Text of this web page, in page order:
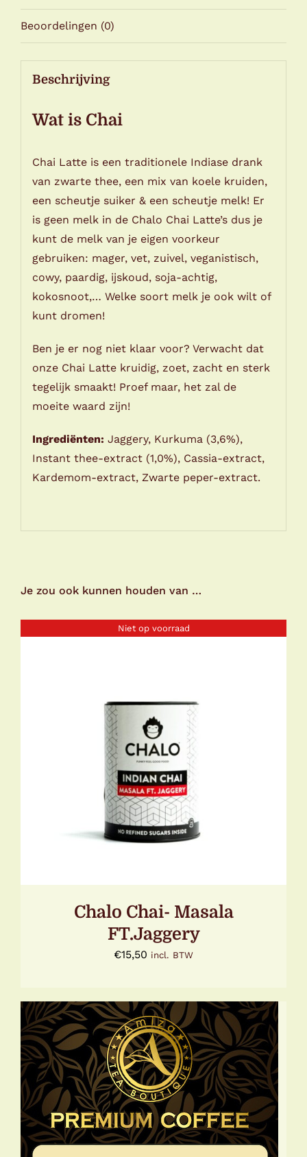
Beoordelingen (0)
Beschrijving
Wat is Chai
Chai Latte is een traditionele Indiase drank
van zwarte thee, een mix van koele kruiden,
een scheutje suiker & een scheutje melk! Er
is geen melk in de Chalo Chai Latte’s dus je
kunt de melk van je eigen voorkeur
gebruiken: mager, vet, zuivel, veganistisch,
cowy, paardig, ijskoud, soja-achtig,
kokosnoot,… Welke soort melk je ook wilt of
kunt dromen!
Ben je er nog niet klaar voor? Verwacht dat
onze Chai Latte kruidig, zoet, zacht en sterk
tegelijk smaakt! Proef maar, het zal de
moeite waard zijn!
Ingrediënten: Jaggery, Kurkuma (3,6%),
Instant thee-extract (1,0%), Cassia-extract,
Kardemom-extract, Zwarte peper-extract.
Je zou ook kunnen houden van …
Niet op voorraad
DETAILS
Chalo Chai- Masala
FT.Jaggery
€15,50 incl. BTW